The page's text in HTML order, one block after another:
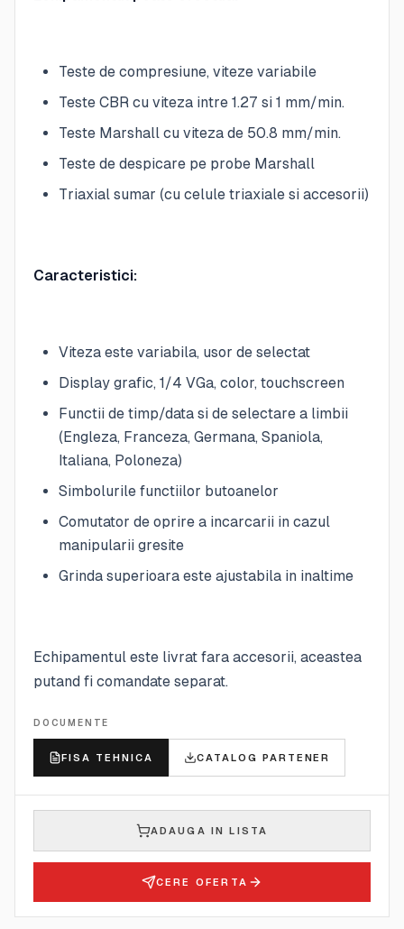
Teste de compresiune, viteze variabile
Teste CBR cu viteza intre 1.27 si 1 mm/min.
Teste Marshall cu viteza de 50.8 mm/min.
Teste de despicare pe probe Marshall
Triaxial sumar (cu celule triaxiale si accesorii)
Caracteristici:
Viteza este variabila, usor de selectat
Display grafic, 1/4 VGa, color, touchscreen
Functii de timp/data si de selectare a limbii
(Engleza, Franceza, Germana, Spaniola,
Italiana, Poloneza)
Simbolurile functiilor butoanelor
Comutator de oprire a incarcarii in cazul
manipularii gresite
Grinda superioara este ajustabila in inaltime
Echipamentul este livrat fara accesorii, aceastea
putand fi comandate separat.
DOCUMENTE
FISA TEHNICA CATALOG PARTENER
ADAUGA IN LISTA
CERE OFERTA